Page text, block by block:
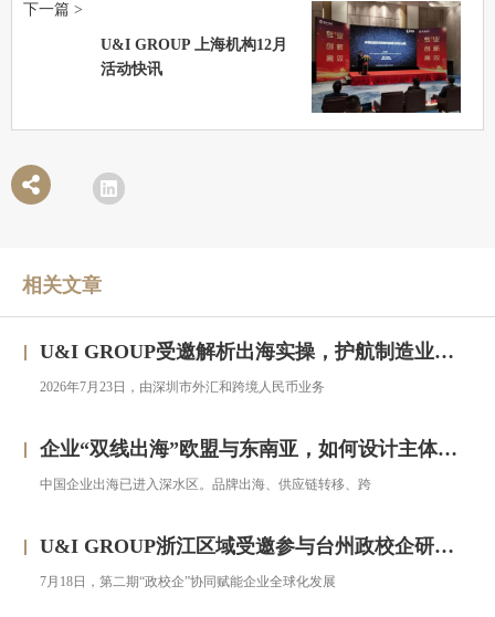
U&I GROUP 上海机构12月
活动快讯
下一篇 >
相关文章
U&I GROUP受邀解析出海实操，护航制造业企业汇率风险管理
2026年7月23日，由深圳市外汇和跨境人民币业务
企业“双线出海”欧盟与东南亚，如何设计主体架构？——对话汇智集团
中国企业出海已进入深水区。品牌出海、供应链转移、跨
U&I GROUP浙江区域受邀参与台州政校企研修班，助力浙企搭建跨境投资合规框架
7月18日，第二期“政校企”协同赋能企业全球化发展